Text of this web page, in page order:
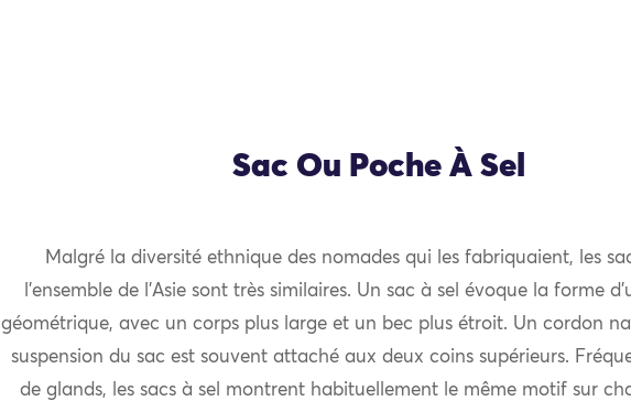
Sac Ou Poche À Sel
Malgré la diversité ethnique des nomades qui les fabriquaient, les
l’ensemble de l’Asie sont très similaires. Un sac à sel évoque la forme
géométrique, avec un corps plus large et un bec plus étroit. Un cordon
suspension du sac est souvent attaché aux deux coins supérieurs.
de glands, les sacs à sel montrent habituellement le même motif sur